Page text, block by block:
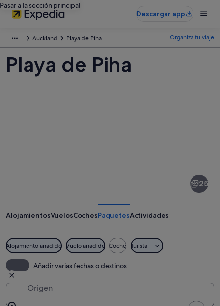
Pasar a la sección principal
Descargar app
Auckland Playa de Piha Organiza tu viaje
Playa de Piha
25
AlojamientosVuelosCochesPaquetesActividades
Alojamiento añadido Vuelo añadido Coche Turista
Añadir varias fechas o destinos
Origen